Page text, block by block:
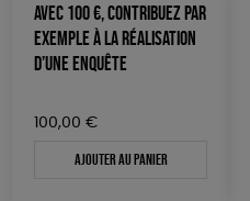
BROCHURES
OUTILS ÉDUCATIFS
Plus de 200€
AVEC 100 €, CONTRIBUEZ PAR
EXEMPLE À LA RÉALISATION
D’UNE ENQUÊTE
100,00 €
Ajouter au panier